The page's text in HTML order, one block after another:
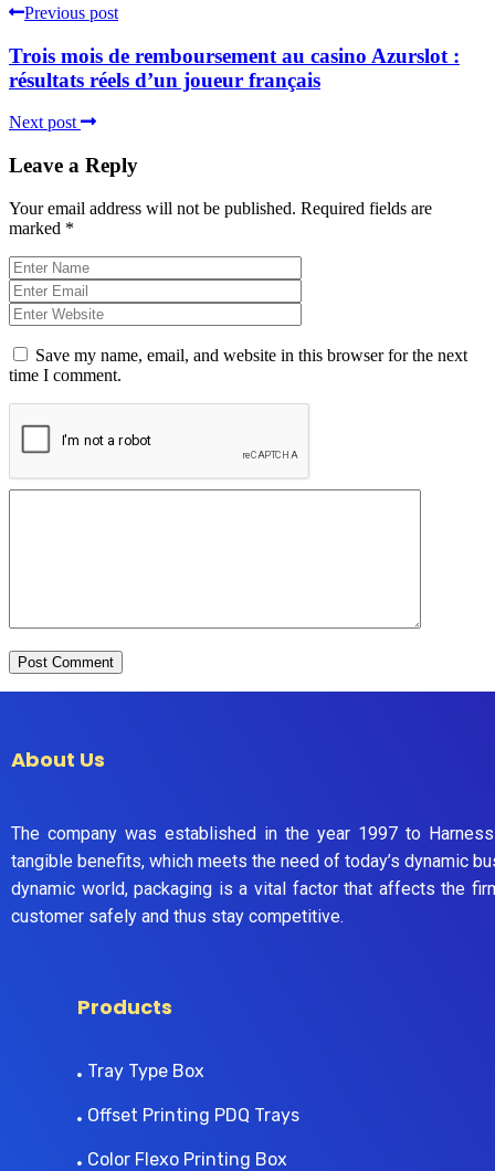
Previous post
Trois mois de remboursement au casino Azurslot :
résultats réels d’un joueur français
Next post
Leave a Reply
Your email address will not be published. Required fields are
marked *
Save my name, email, and website in this browser for the next
time I comment.
About Us
The company was established in the year 1997 to
tangible benefits, which meets the need of today’s dynamic
dynamic world, packaging is a vital factor that affects the
customer safely and thus stay competitive.
Products
Tray Type Box
Offset Printing PDQ Trays
Color Flexo Printing Box